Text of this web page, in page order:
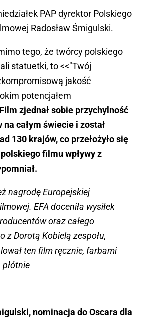
PAP dyrektor Polskiego
Radosław Śmigulski.
tego, że twórcy polskiego
statuetki, to <<"Twój
jakość
potencjałem
zjednał sobie przychylność
całym świecie i został
130 krajów, co przełożyło się
filmu wpływy z
nagrodę Europejskiej
EFA doceniła wysiłek
oraz całego
z Dorotą Kobielą zespołu,
ten film ręcznie, farbami
nominacja do Oscara dla